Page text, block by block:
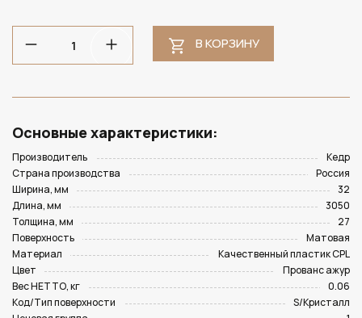
В КОРЗИНУ
Основные характеристики:
Производитель
Кедр
Страна производства
Россия
Ширина, мм
32
Длина, мм
3050
Толщина, мм
27
Поверхность
Матовая
Материал
Качественный пластик CPL
Цвет
Прованс ажур
Вес НЕТТО, кг
0.06
Код/Тип поверхности
S/Кристалл